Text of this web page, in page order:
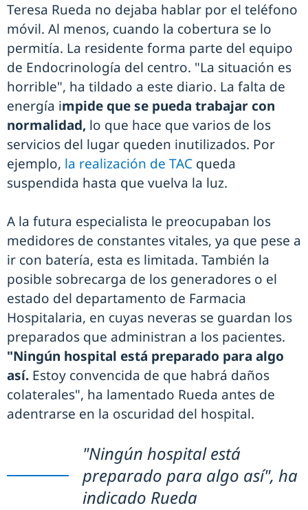
Teresa Rueda no dejaba hablar por el teléfono
móvil. Al menos, cuando la cobertura se lo
permitía. La residente forma parte del equipo
de Endocrinología del centro. "La situación es
horrible", ha tildado a este diario. La falta de
energía impide que se pueda trabajar con
normalidad, lo que hace que varios de los
servicios del lugar queden inutilizados. Por
ejemplo, la realización de TAC queda
suspendida hasta que vuelva la luz.
A la futura especialista le preocupaban los
medidores de constantes vitales, ya que pese a
ir con batería, esta es limitada. También la
posible sobrecarga de los generadores o el
estado del departamento de Farmacia
Hospitalaria, en cuyas neveras se guardan los
preparados que administran a los pacientes.
"Ningún hospital está preparado para algo
así. Estoy convencida de que habrá daños
colaterales", ha lamentado Rueda antes de
adentrarse en la oscuridad del hospital.
"Ningún hospital está
preparado para algo así", ha
indicado Rueda